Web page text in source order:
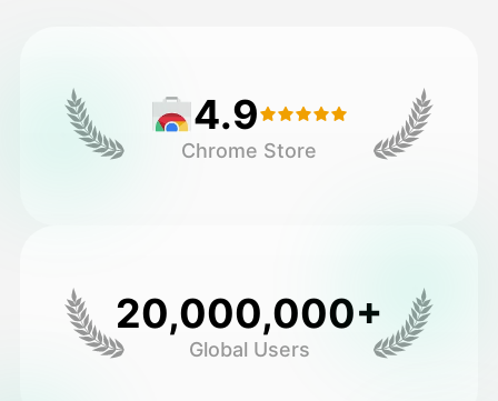
4.9
Chrome Store
20,000,000+
Global Users